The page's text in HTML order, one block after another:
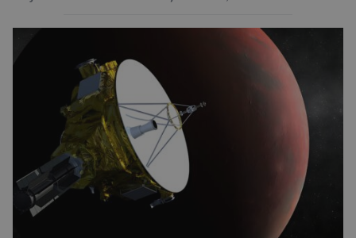
generování obrázků nebo automatizaci práce,
bezpečnostní experti upozorňují na mnohem
méně nápadné riziko. Podle některých
odborníků by už během příštích dvou let mohly
pokročilé systémy AI výrazně usnadnit
kybernetické útoky […]